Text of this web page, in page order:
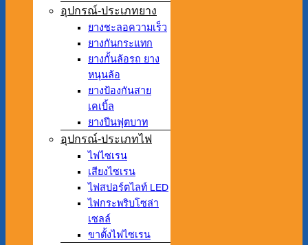
อุปกรณ์-ประเภทยาง
ยางชะลอความเร็ว
ยางกันกระแทก
ยางกั้นล้อรถ ยาง
หนุนล้อ
ยางป้องกันสาย
เคเบิ้ล
ยางปีนฟุตบาท
อุปกรณ์-ประเภทไฟ
ไฟไซเรน
เสียงไซเรน
ไฟสปอร์ตไลท์ LED
ไฟกระพริบโซล่า
เซลล์
ขาตั้งไฟไซเรน